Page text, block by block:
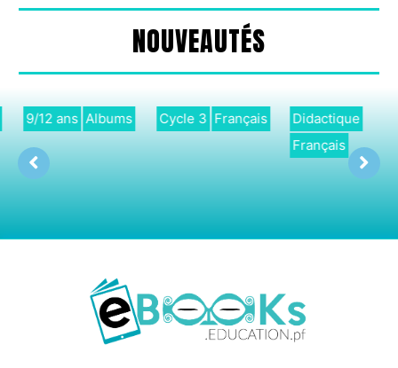
NOUVEAUTÉS
9/12 ans Albums Cycle 3 Français
Didactique
Français